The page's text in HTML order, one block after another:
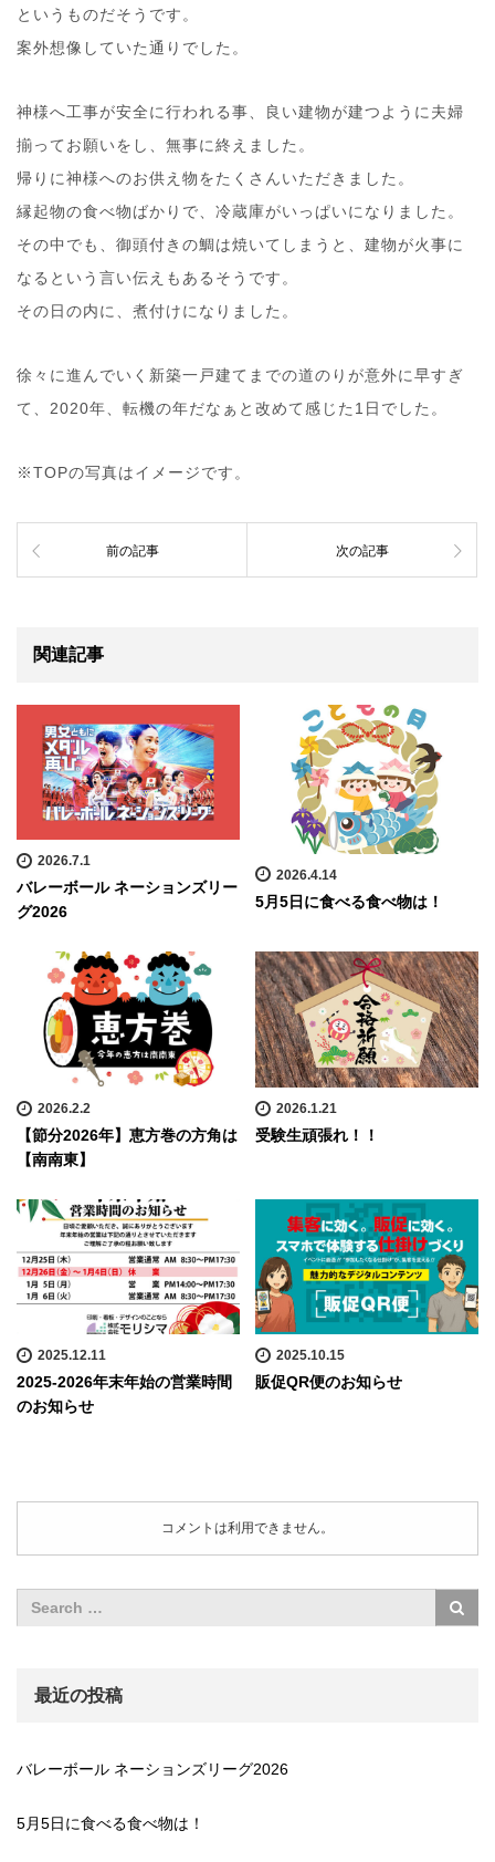
というものだそうです。
案外想像していた通りでした。
神様へ工事が安全に行われる事、良い建物が建つように夫婦
揃ってお願いをし、無事に終えました。
帰りに神様へのお供え物をたくさんいただきました。
縁起物の食べ物ばかりで、冷蔵庫がいっぱいになりました。
その中でも、御頭付きの鯛は焼いてしまうと、建物が火事に
なるという言い伝えもあるそうです。
その日の内に、煮付けになりました。
徐々に進んでいく新築一戸建てまでの道のりが意外に早すぎ
て、2020年、転機の年だなぁと改めて感じた1日でした。
※TOPの写真はイメージです。
前の記事 次の記事
関連記事
2026.7.1
バレーボール ネーションズリー
グ2026
2026.4.14
5月5日に食べる食べ物は！
2026.2.2
【節分2026年】恵方巻の方角は
【南南東】
2026.1.21
受験生頑張れ！！
2025.12.11
2025-2026年末年始の営業時間
のお知らせ
2025.10.15
販促QR便のお知らせ
コメントは利用できません。
最近の投稿
バレーボール ネーションズリーグ2026
5月5日に食べる食べ物は！